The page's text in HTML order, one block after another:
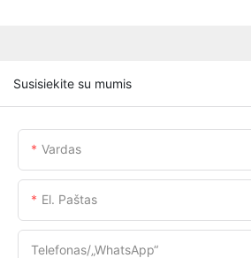
Susisiekite su mumis
Vardas
El. Paštas
Telefonas/„WhatsApp“